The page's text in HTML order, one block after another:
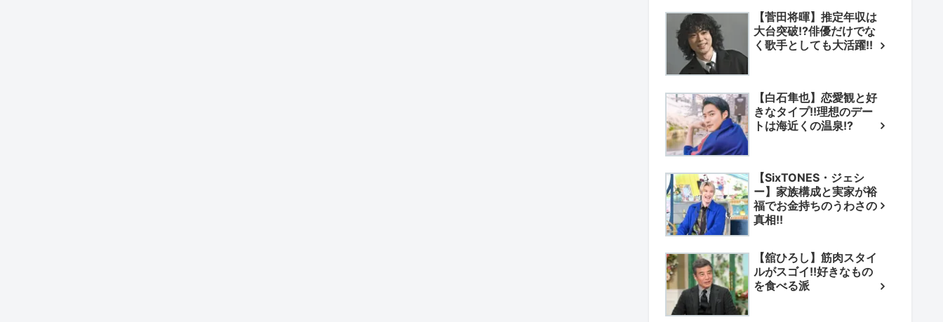
【菅田将暉】推定年収は
大台突破!?俳優だけでな
く歌手としても大活躍!!
【白石隼也】恋愛観と好
きなタイプ!!理想のデー
トは海近くの温泉!?
【SixTONES・ジェシ
ー】家族構成と実家が裕
福でお金持ちのうわさの
真相!!
【舘ひろし】筋肉スタイ
ルがスゴイ!!好きなもの
を食べる派